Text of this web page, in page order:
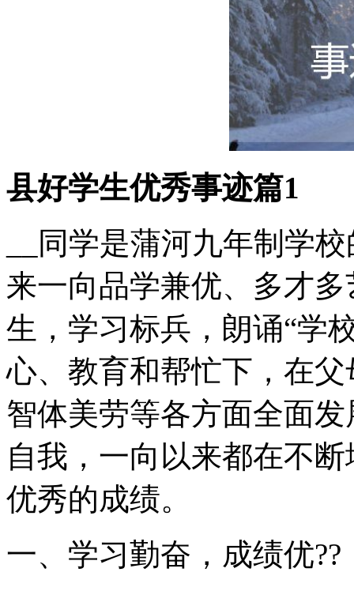
县好学生优秀事迹篇1
__同学是蒲河九年制学
来一向品学兼优、多才
生，学习标兵，朗诵“学
心、教育和帮忙下，在
智体美劳等各方面全面
自我，一向以来都在不
优秀的成绩。
一、学习勤奋，成绩优??